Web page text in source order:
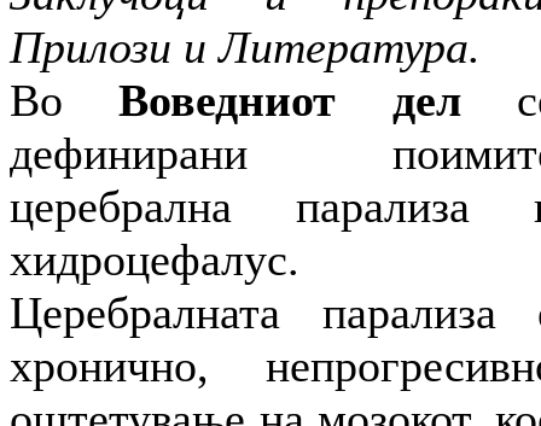
Прилози и Литература.
ВоВоведниот дел
дефинирани
церебрална парализа
хидроцефалус.
Церебралната парализа
хронично,